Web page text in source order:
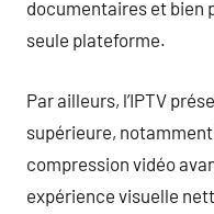
documentaires et bien
seule plateforme.
Par ailleurs, l’IPTV
supérieure, notamment
compression vidéo
expérience visuelle